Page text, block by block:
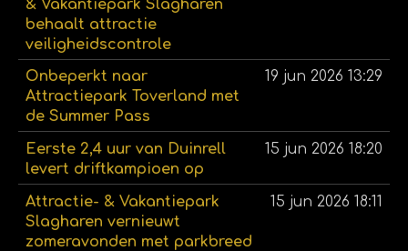
& Vakantiepark Slagharen
behaalt attractie
veiligheidscontrole
Onbeperkt naar
Attractiepark Toverland met
de Summer Pass
19 jun 2026 13:29
Eerste 2,4 uur van Duinrell
levert driftkampioen op
15 jun 2026 18:20
Attractie- & Vakantiepark
Slagharen vernieuwt
zomeravonden met parkbreed
15 jun 2026 18:11